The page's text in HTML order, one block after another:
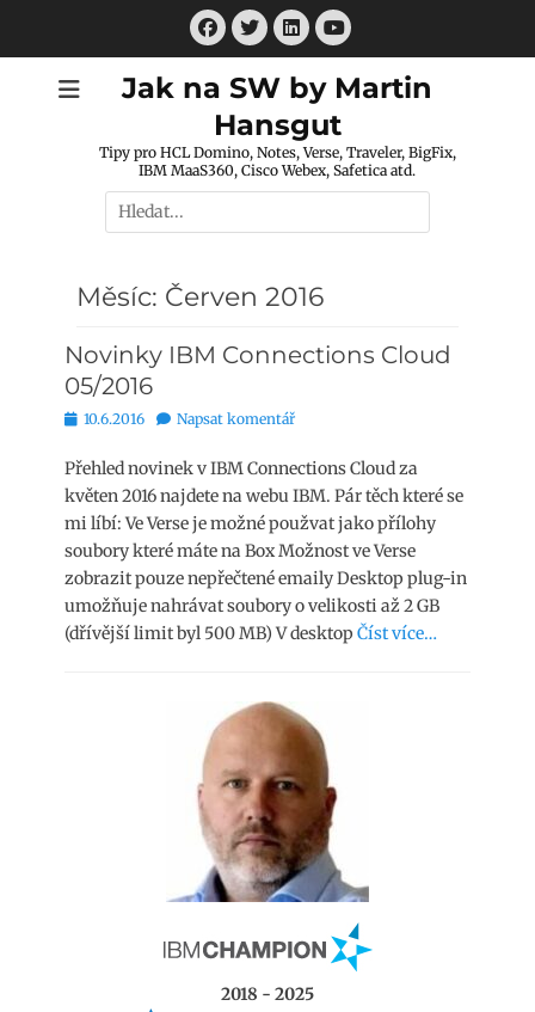
Facebook
Twitter
LinkedIn
Youtube
Jak na SW by Martin
Hansgut
Tipy pro HCL Domino, Notes, Verse, Traveler, BigFix,
IBM MaaS360, Cisco Webex, Safetica atd.
Hledat:
Měsíc: Červen 2016
Novinky IBM Connections Cloud
05/2016
Publikováno
10.6.2016 Napsat komentář
Přehled novinek v IBM Connections Cloud za
květen 2016 najdete na webu IBM. Pár těch které se
mi líbí: Ve Verse je možné použvat jako přílohy
soubory které máte na Box Možnost ve Verse
zobrazit pouze nepřečtené emaily Desktop plug-in
umožňuje nahrávat soubory o velikosti až 2 GB
(dřívější limit byl 500 MB) V desktop Číst více…
2018 - 2025